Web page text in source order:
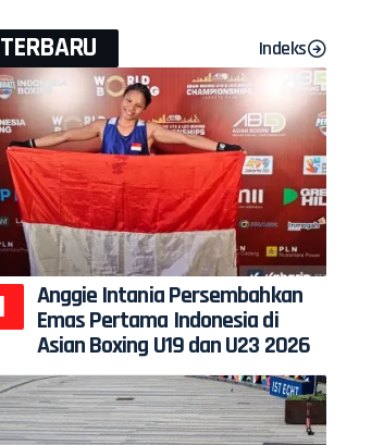
TERBARU Indeks
Anggie Intania Persembahkan
Emas Pertama Indonesia di
Asian Boxing U19 dan U23 2026